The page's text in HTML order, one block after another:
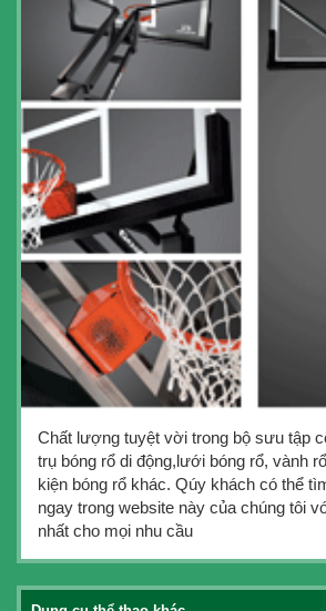
Chất lượng tuyệt vời trong bộ sưu tập
trụ bóng rổ di động,lưới bóng rổ, vành
kiện bóng rổ khác. Qúy khách có thể
ngay trong website này của chúng tôi
nhất cho mọi nhu cầu